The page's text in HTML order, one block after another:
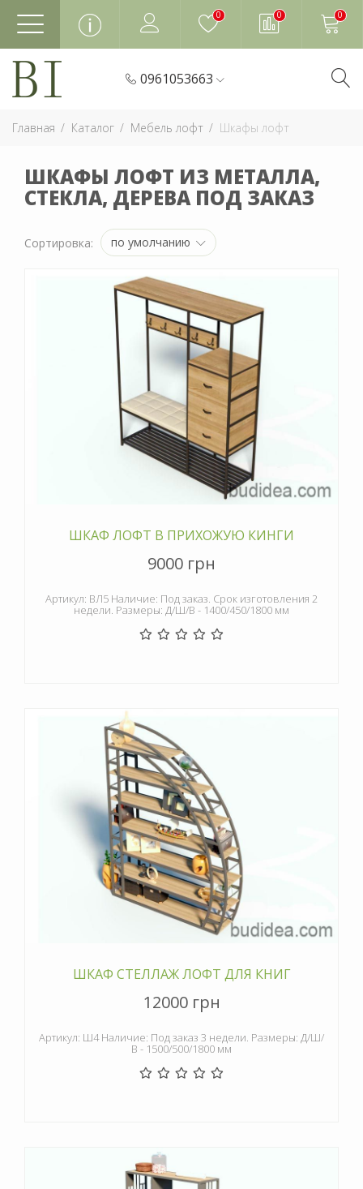
0 0 0
0961053663
Главная Каталог Мебель лофт Шкафы лофт
ШКАФЫ ЛОФТ ИЗ МЕТАЛЛА,
СТЕКЛА, ДЕРЕВА ПОД ЗАКАЗ
Сортировка: по умолчанию
ШКАФ ЛОФТ В ПРИХОЖУЮ КИНГИ
9000 грн
Артикул: ВЛ5 Наличие: Под заказ. Срок изготовления 2
недели. Размеры: Д/Ш/В - 1400/450/1800 мм
ШКАФ СТЕЛЛАЖ ЛОФТ ДЛЯ КНИГ
12000 грн
Артикул: Ш4 Наличие: Под заказ 3 недели. Размеры: Д/Ш/
В - 1500/500/1800 мм